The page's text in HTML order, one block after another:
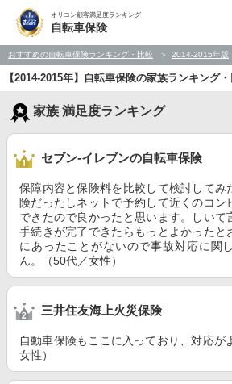
オリコン顧客満足度ランキング
自転車保険
おすすめの自転車保険ランキング・比較 2014-2015年版
【2014-2015年】自転車保険の家族ランキング
家族 満足度ランキング
セブン-イレブンの自転車保険
保障内容と保険料を比較して検討してみ
険だったしネットで予約して近くのコン
できたので良かったと思います。しいて
手続きが完了できたらもっとよかったと
にあったことがないので事故対応に関
ん。（50代／女性）
三井住友海上火災保険
自動車保険もここに入っており、対応が
女性）